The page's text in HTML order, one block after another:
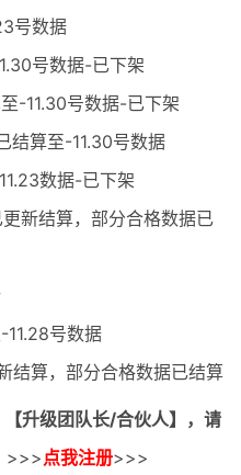
号数据
号数据-已下架
-11.30号数据-已下架
结算至-11.30号数据
数据-已下架
新结算，部分合格数据已
号数据
结算，部分合格数据已结算
升级团队长/合伙人】，请
>>> 点我注册>>>